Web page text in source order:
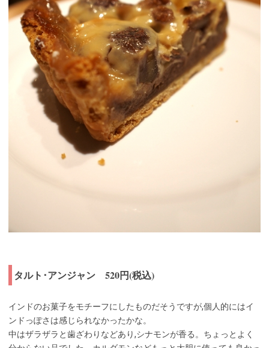
タルト･アンジャン 520円(税込)
インドのお菓子をモチーフにしたものだそうですが,個人的にはイ
ンドっぽさは感じられなかったかな。
中はザラザラと歯ざわりなどあり,シナモンが香る。ちょっとよく